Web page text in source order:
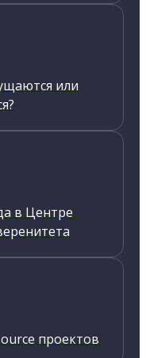
или
в Центре
проектов